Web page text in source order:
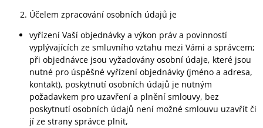
Účelem zpracování osobních údajů je
vyřízení Vaší objednávky a výkon práv a povinností
vyplývajících ze smluvního vztahu mezi Vámi a správcem;
při objednávce jsou vyžadovány osobní údaje, které jsou
nutné pro úspěšné vyřízení objednávky (jméno a adresa,
kontakt), poskytnutí osobních údajů je nutným
požadavkem pro uzavření a plnění smlouvy, bez
poskytnutí osobních údajů není možné smlouvu uzavřít či
jí ze strany správce plnit,